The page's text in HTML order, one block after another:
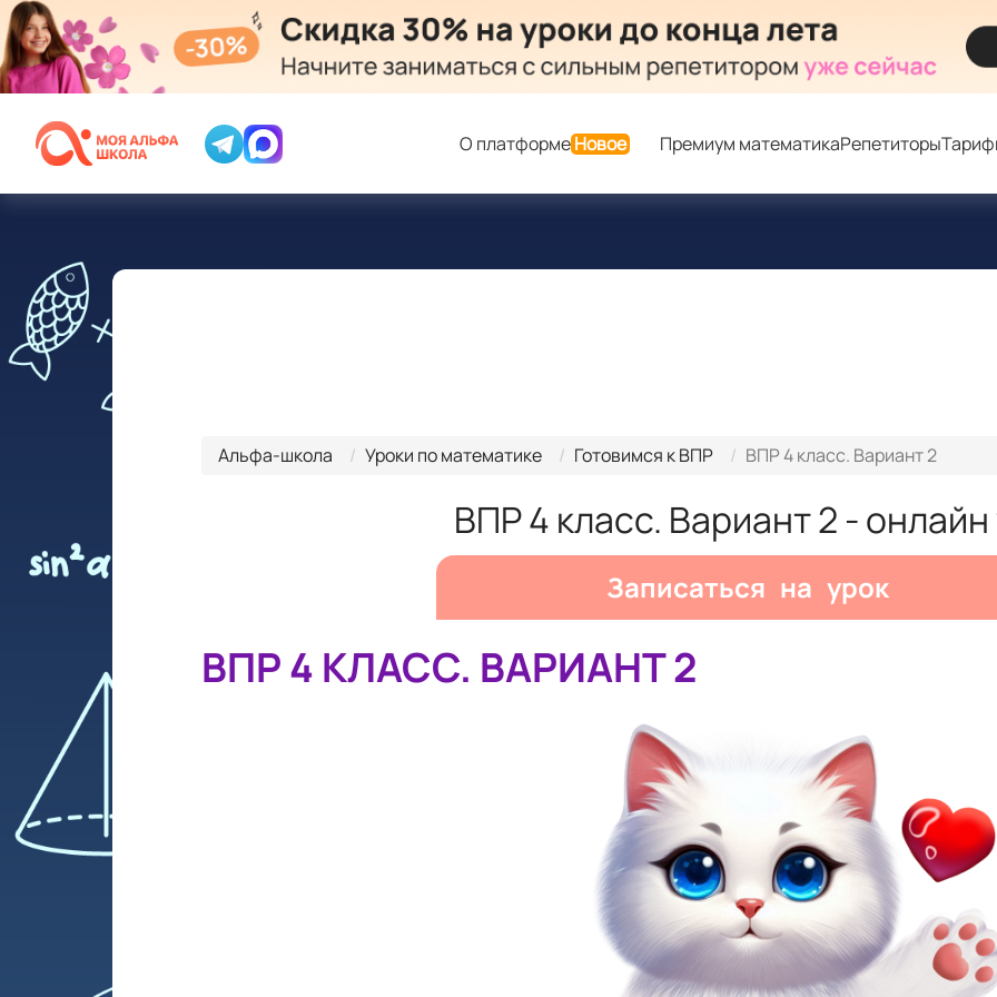
О платформеНовое Премиум математикаРепетиторы
Альфа-школа Уроки по математике Готовимся к ВПР ВПР 4 класс. Вариант 2
ВПР 4 класс. Вариант 2 -
Записаться на урок
ВПР 4 КЛАСС. ВАРИАНТ 2